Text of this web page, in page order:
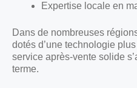
Expertise locale en
Dans de nombreuses
dotés d’une technologie
service après-vente solide
terme.